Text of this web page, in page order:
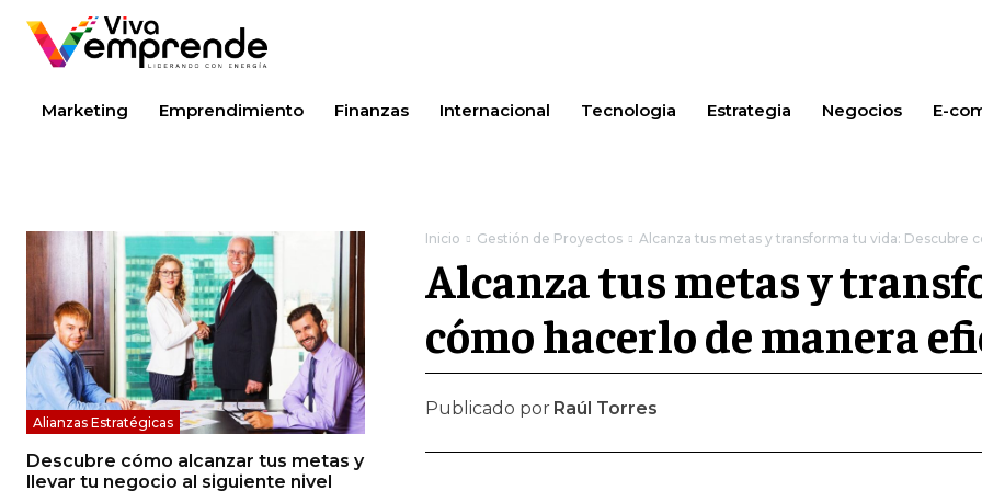
Marketing Emprendimiento Finanzas Internacional Tecnologia Estrategia Negocios E-
Alianzas Estratégicas
Descubre cómo alcanzar tus metas y
llevar tu negocio al siguiente nivel
Inicio Gestión de Proyectos Alcanza tus metas y transforma tu vida: Descubre
Alcanza tus metas y
cómo hacerlo de manera
Publicado por Raúl Torres